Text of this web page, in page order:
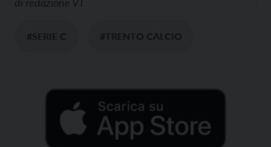
#SERIE C #TRENTO CALCIO